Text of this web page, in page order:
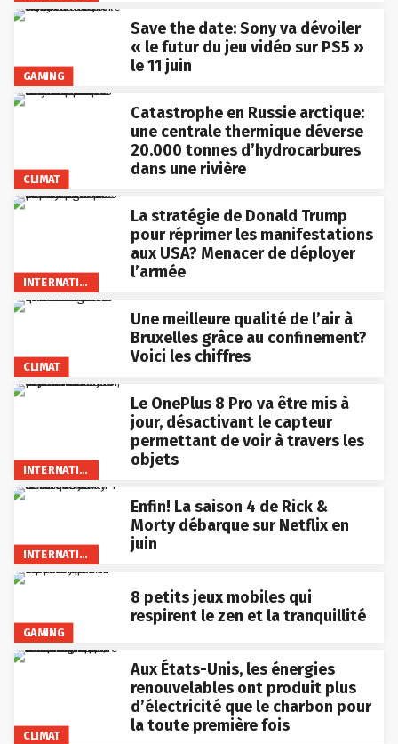
GAMING
Save the date: Sony va dévoiler
« le futur du jeu vidéo sur PS5 »
le 11 juin
CLIMAT
Catastrophe en Russie arctique:
une centrale thermique déverse
20.000 tonnes d’hydrocarbures
dans une rivière
INTERNATIONAL
La stratégie de Donald Trump
pour réprimer les manifestations
aux USA? Menacer de déployer
l’armée
CLIMAT
Une meilleure qualité de l’air à
Bruxelles grâce au confinement?
Voici les chiffres
INTERNATIONAL
Le OnePlus 8 Pro va être mis à
jour, désactivant le capteur
permettant de voir à travers les
objets
INTERNATIONAL
Enfin! La saison 4 de Rick &
Morty débarque sur Netflix en
juin
GAMING
8 petits jeux mobiles qui
respirent le zen et la tranquillité
CLIMAT
Aux États-Unis, les énergies
renouvelables ont produit plus
d’électricité que le charbon pour
la toute première fois